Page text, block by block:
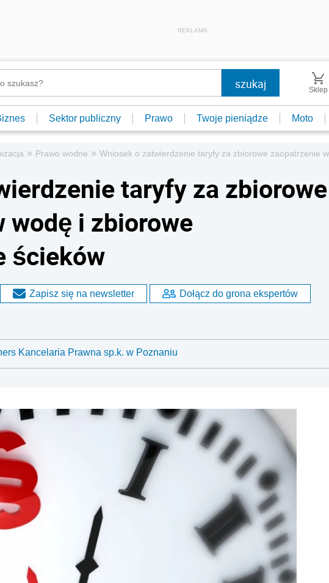
REKLAMA
Sklep
Sektor publiczny Prawo Twoje pieniądze Moto
» Prawo wodne » Wniosek o zatwierdzenie taryfy za zbiorowe zaopatrzenie
taryfy za zbiorowe
wodę i zbiorowe
ścieków
Zapisz się na newsletter Dołącz do grona ekspertów
Kancelaria Prawna sp.k. w Poznaniu